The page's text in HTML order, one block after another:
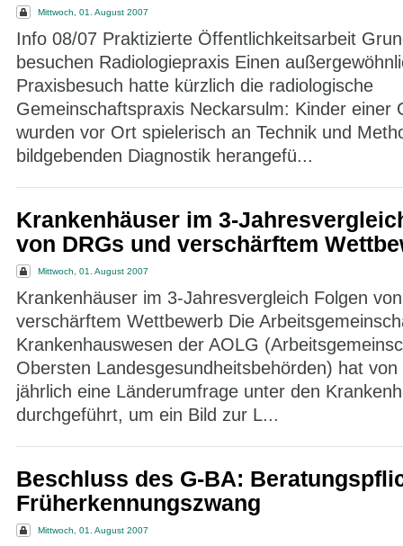
Mittwoch, 01. August 2007
Info 08/07 Praktizierte Öffentlichkeitsarbeit
besuchen Radiologiepraxis Einen
Praxisbesuch hatte kürzlich die radiologische
Gemeinschaftspraxis Neckarsulm: Kinder einer
wurden vor Ort spielerisch an Technik und
bildgebenden Diagnostik herangefü...
Krankenhäuser im 3-
von DRGs und verschärftem
Mittwoch, 01. August 2007
Krankenhäuser im 3-Jahresvergleich Folgen
verschärftem Wettbewerb Die
Krankenhauswesen der AOLG
Obersten Landesgesundheitsbehörden) hat
jährlich eine Länderumfrage unter den
durchgeführt, um ein Bild zur L...
Beschluss des G-BA:
Früherkennungszwang
Mittwoch, 01. August 2007